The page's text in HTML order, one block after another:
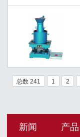
总数 241 1 2
新闻 产品